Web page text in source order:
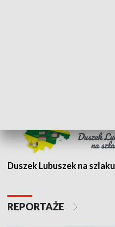
Duszek Lubuszek na szlaku
REPORTAŻE